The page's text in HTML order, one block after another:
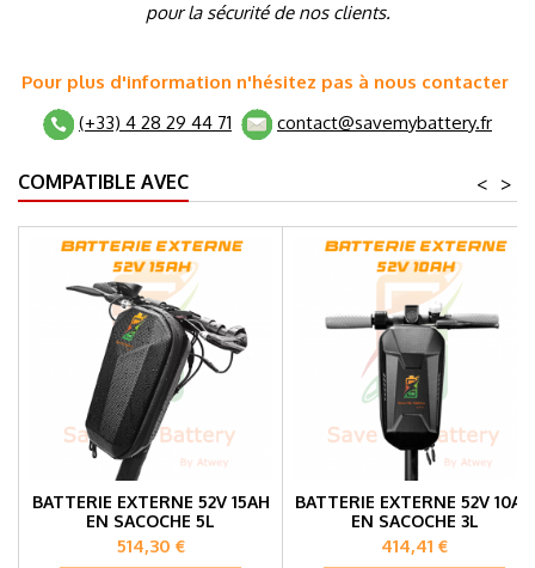
pour la sécurité de nos clients.
Pour plus d'information n'hésitez pas à nous contacter
(+33) 4 28 29 44 71
contact@savemybattery.fr
COMPATIBLE AVEC >
<
BATTERIE EXTERNE 52V 15AH
EN SACOCHE 5L
Prix
514,30 €
BATTERIE EXTERNE 52V 10AH
EN SACOCHE 3L
Prix
414,41 €